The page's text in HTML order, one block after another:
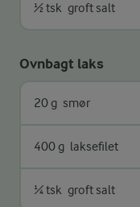
½ tsk groft salt
Ovnbagt laks
20 g smør
400 g laksefilet
¼ tsk groft salt